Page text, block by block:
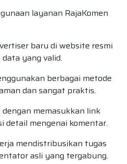
layanan RajaKomen
baru di website resmi
yang valid.
berbagai metode
dan sangat praktis.
memasukkan link
detail mengenai komentar.
mendistribusikan tugas
asli yang tergabung.